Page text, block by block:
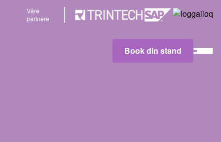
Våre
partnere
Book din stand